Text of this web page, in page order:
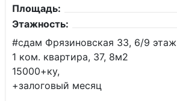
Площадь:
Этажность:
#сдам Фрязиновская 33, 6/9 этаж
1 ком. квартира, 37, 8м2
15000+ку,
+залоговый месяц